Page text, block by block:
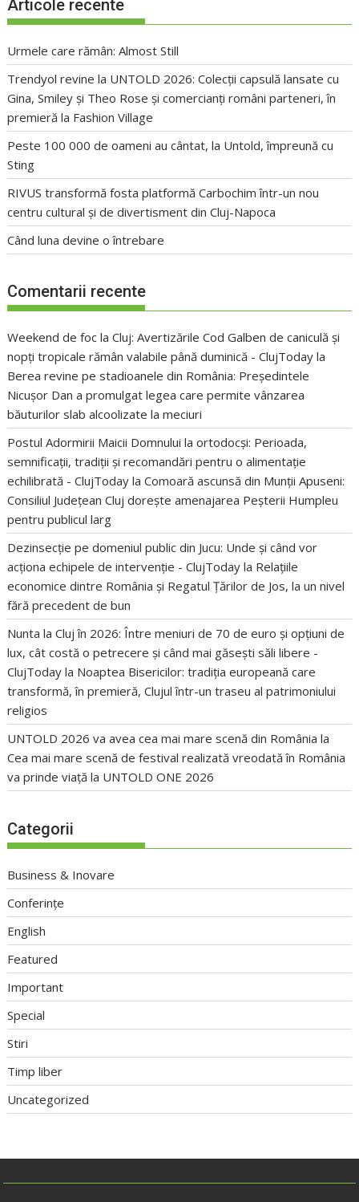
Articole recente
Urmele care rămân: Almost Still
Trendyol revine la UNTOLD 2026: Colecții capsulă lansate cu
Gina, Smiley și Theo Rose și comercianți români parteneri, în
premieră la Fashion Village
Peste 100 000 de oameni au cântat, la Untold, împreună cu
Sting
RIVUS transformă fosta platformă Carbochim într-un nou
centru cultural și de divertisment din Cluj-Napoca
Când luna devine o întrebare
Comentarii recente
Weekend de foc la Cluj: Avertizările Cod Galben de caniculă și
nopți tropicale rămân valabile până duminică - ClujToday la
Berea revine pe stadioanele din România: Președintele
Nicușor Dan a promulgat legea care permite vânzarea
băuturilor slab alcoolizate la meciuri
Postul Adormirii Maicii Domnului la ortodocși: Perioada,
semnificații, tradiții și recomandări pentru o alimentație
echilibrată - ClujToday laComoară ascunsă din Munții Apuseni:
Consiliul Județean Cluj dorește amenajarea Peșterii Humpleu
pentru publicul larg
Dezinsecție pe domeniul public din Jucu: Unde și când vor
acționa echipele de intervenție - ClujToday la Relațiile
economice dintre România și Regatul Țărilor de Jos, la un nivel
fără precedent de bun
Nunta la Cluj în 2026: Între meniuri de 70 de euro și opțiuni de
lux, cât costă o petrecere și când mai găsești săli libere -
ClujToday la Noaptea Bisericilor: tradiția europeană care
transformă, în premieră, Clujul într-un traseu al patrimoniului
religios
UNTOLD 2026 va avea cea mai mare scenă din România la
Cea mai mare scenă de festival realizată vreodată în România
va prinde viață la UNTOLD ONE 2026
Categorii
Business & Inovare
Conferințe
English
Featured
Important
Special
Stiri
Timp liber
Uncategorized